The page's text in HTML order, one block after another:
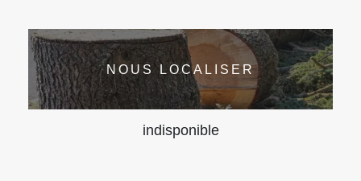
NOUS LOCALISER
indisponible